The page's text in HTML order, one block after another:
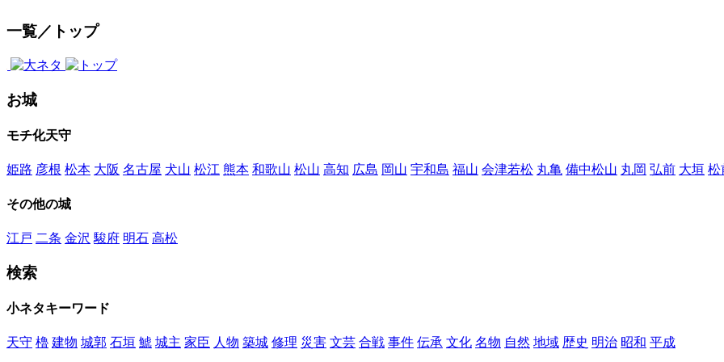
一覧／トップ
お城
モチ化天守
姫路 彦根 松本 大阪 名古屋 犬山 松江 熊本 和歌山 松山 高知 広島 岡山 宇和島 福山 会津若松 丸亀 備中松山 丸岡 弘前 大垣 松
その他の城
江戸 二条 金沢 駿府 明石 高松
検索
小ネタキーワード
天守 櫓 建物 城郭 石垣 鯱 城主 家臣 人物 築城 修理 災害 文芸 合戦 事件 伝承 文化 名物 自然 地域 歴史 明治 昭和 平成